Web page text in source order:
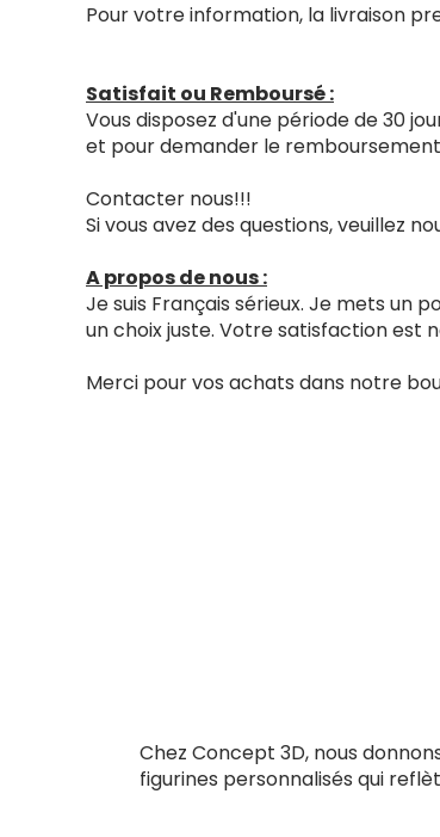
Pour votre information, la livraison
Satisfait ou Remboursé :
Vous disposez d'une période de 30
et pour demander le
Contacter nous!!!
Si vous avez des questions, veuillez
A propos de nous :
Je suis Français sérieux. Je mets un
un choix juste. Votre satisfaction est
Merci pour vos achats dans notre
Chez Concept 3D, nous
figurines personnalisés qui